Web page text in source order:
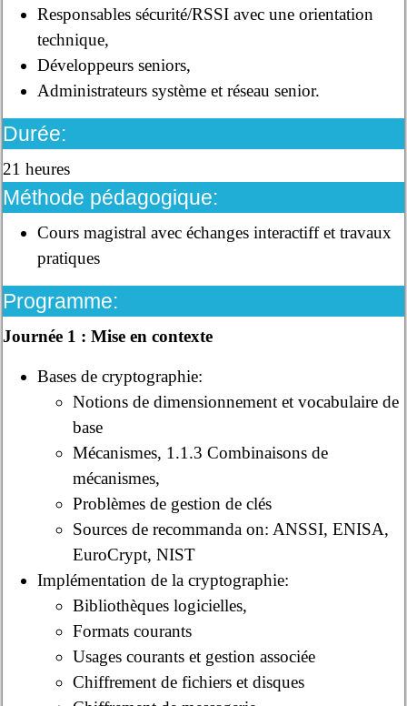
Responsables sécurité/RSSI avec une orientation
technique,
Développeurs seniors,
Administrateurs système et réseau senior.
Durée:
21 heures
Méthode pédagogique:
Cours magistral avec échanges interactiff et travaux
pratiques
Programme:
Journée 1 : Mise en contexte
Bases de cryptographie:
Notions de dimensionnement et vocabulaire de
base
Mécanismes, 1.1.3 Combinaisons de
mécanismes,
Problèmes de gestion de clés
Sources de recommanda on: ANSSI, ENISA,
EuroCrypt, NIST
Implémentation de la cryptographie:
Bibliothèques logicielles,
Formats courants
Usages courants et gestion associée
Chiffrement de fichiers et disques